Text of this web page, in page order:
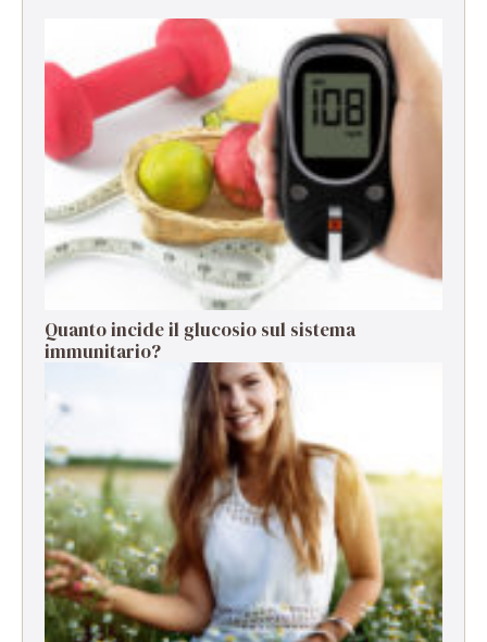
Quanto incide il glucosio sul sistema
immunitario?